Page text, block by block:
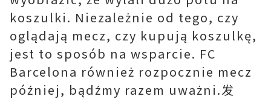
koszulki. Niezależnie od tego, czy
oglądają mecz, czy kupują koszulkę,
jest to sposób na wsparcie. FC
Barcelona również rozpocznie mecz
później, bądźmy razem uważni.发